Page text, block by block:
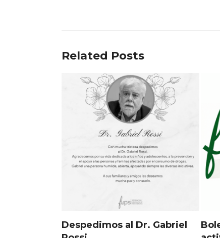
Related Posts
Despedimos al Dr. Gabriel